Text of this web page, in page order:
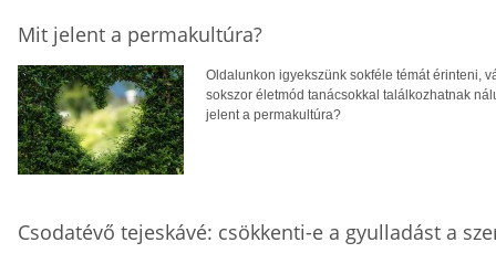
Mit jelent a permakultúra?
Oldalunkon igyekszünk sokféle témát érinteni,
sokszor életmód tanácsokkal találkozhatnak
jelent a permakultúra?
Csodatévő tejeskávé: csökkenti-e a gyulladást a